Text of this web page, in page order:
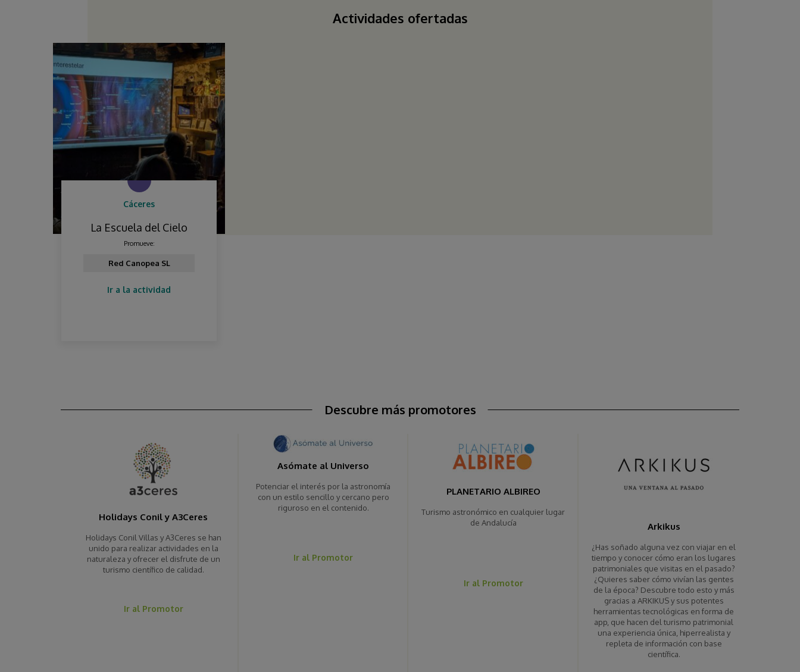
Actividades ofertadas
Cáceres
La Escuela del Cielo
Promueve:
Red Canopea SL
Ir a la actividad
Descubre más promotores
Holidays Conil y A3Ceres
Holidays Conil Villas y A3Ceres se han
unido para realizar actividades en la
naturaleza y ofrecer el disfrute de un
turismo científico de calidad.
Ir al Promotor
Asómate al Universo
Potenciar el interés por la astronomía
con un estilo sencillo y cercano pero
riguroso en el contenido.
Ir al Promotor
PLANETARIO ALBIREO
Turismo astronómico en cualquier lugar
de Andalucía
Ir al Promotor
Arkikus
¿Has soñado alguna vez con viajar en el
tiempo y conocer cómo eran los lugares
patrimoniales que visitas en el pasado?
¿Quieres saber cómo vivían las gentes
de la época? Descubre todo esto y más
gracias a ARKIKUS y sus potentes
herramientas tecnológicas en forma de
app, que hacen del turismo patrimonial
una experiencia única, hiperrealista y
repleta de información con base
científica.